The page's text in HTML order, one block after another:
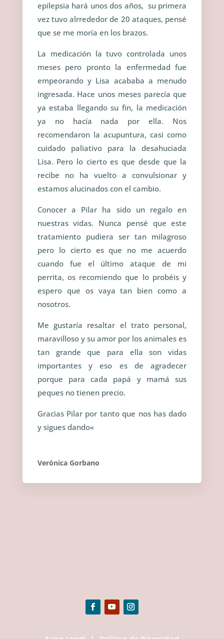
epilepsia hará unos dos años, su primera
vez tuvo alrrededor de 20 ataques, pensé
que se me moría en los brazos.
La medicación la tuvo controlada unos
meses pero pronto la enfermedad fue
empeorando y Lisa acababa a menudo
ingresada. Hace unos meses parecía que
ya estaba llegando su fin, la medicación
ya no hacía nada por ella. Nos
recomendaron la acupuntura, casi como
cuidado paliativo para la desahuciada
Lisa. Pero lo cierto es que desde que la
recibe no ha vuelto a convulsionar y
estamos alucinados con el cambio.
Conocer a Pilar ha sido un regalo en
nuestras vidas. Nunca pensé que este
tratamiento pudiera ser tan milagroso
pero lo cierto es que no me acuerdo
cuando fue el último ataque de mi
perrita, os recomiendo que lo probéis y
espero que os vaya tan bien como a
nosotros.
Me gustaría resaltar el trato personal,
maravilloso y su amor por los animales es
tan grande que para ella son vidas
importantes y eso es de agradecer
porque para cada papá y mamá sus
peques no tienen precio.
Gracias Pilar por tanto que nos has dado
y sigues dando«
Verónica Gorbano